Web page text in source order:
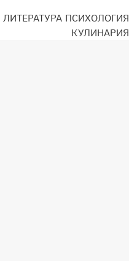
ЛИТЕРАТУРА ПСИХОЛОГИЯ
КУЛИНАРИЯ